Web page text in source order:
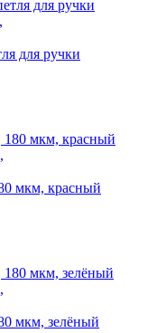
для ручки
мкм, красный
мкм, зелёный